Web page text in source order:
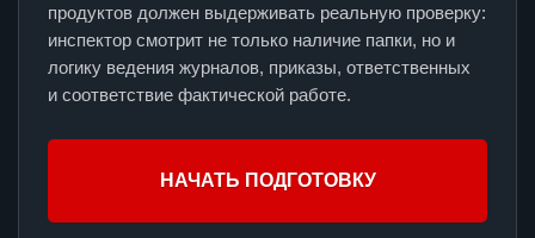
продуктов должен выдерживать реальную проверку:
инспектор смотрит не только наличие папки, но и
логику ведения журналов, приказы, ответственных
и соответствие фактической работе.
НАЧАТЬ ПОДГОТОВКУ